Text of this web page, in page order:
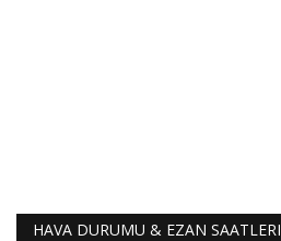
HAVA DURUMU & EZAN SAATLERI